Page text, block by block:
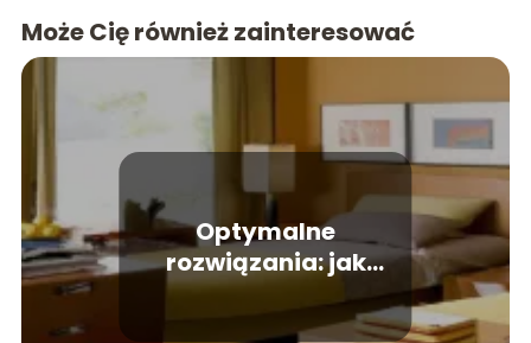
Może Cię również zainteresować
Optymalne
rozwiązania: jak
zmieścić dwa łóżka w
małym pokoju?